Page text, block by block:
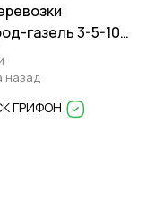
газель 3-5-10
назад
ГРИФОН